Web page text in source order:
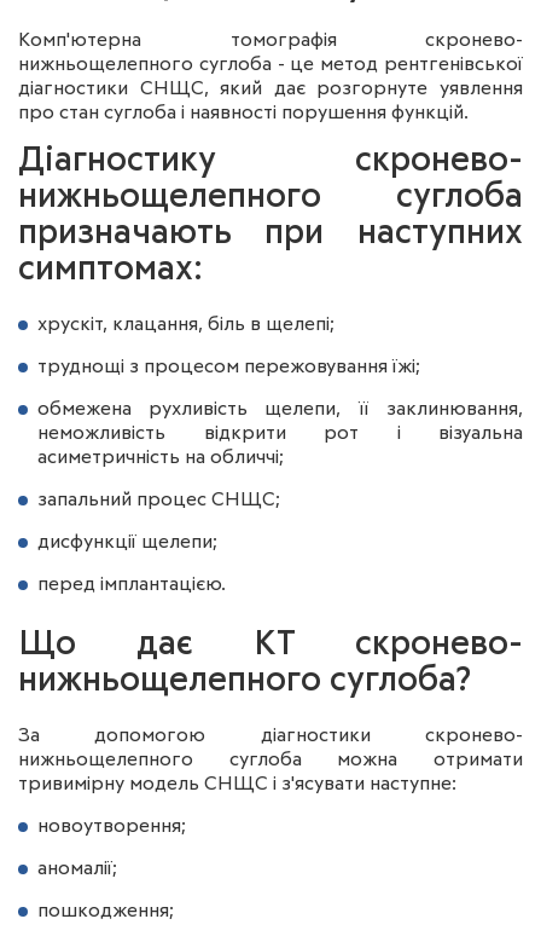
Комп'ютерна томографія скронево-
нижньощелепного суглоба - це метод рентгенівської
діагностики СНЩС, який дає розгорнуте уявлення
про стан суглоба і наявності порушення функцій.
Діагностику скронево-
нижньощелепного суглоба
призначають при наступних
симптомах:
хрускіт, клацання, біль в щелепі;
труднощі з процесом пережовування їжі;
обмежена рухливість щелепи, її заклинювання,
неможливість відкрити рот і візуальна
асиметричність на обличчі;
запальний процес СНЩС;
дисфункції щелепи;
перед імплантацією.
Що дає КТ скронево-
нижньощелепного суглоба?
За допомогою діагностики скронево-
нижньощелепного суглоба можна отримати
тривимірну модель СНЩС і з'ясувати наступне:
новоутворення;
аномалії;
пошкодження;